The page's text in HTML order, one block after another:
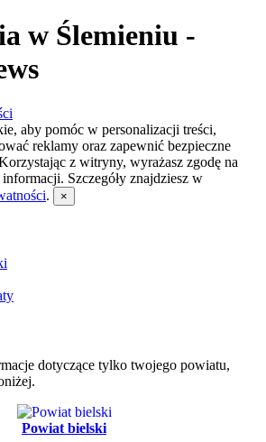
w Ślemieniu -
aby pomóc w personalizacji treści,
reklamy oraz zapewnić bezpieczne
z witryny, wyrażasz zgodę na
Szczegóły znajdziesz w
.
×
dotyczące tylko twojego powiatu,
Powiat bielski